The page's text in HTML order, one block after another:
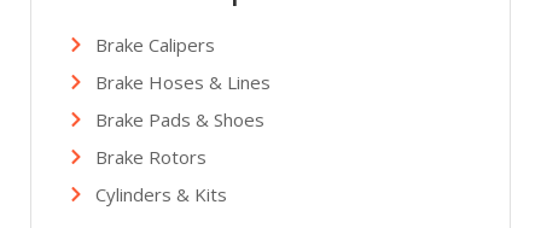
Brake Calipers
Brake Hoses & Lines
Brake Pads & Shoes
Brake Rotors
Cylinders & Kits